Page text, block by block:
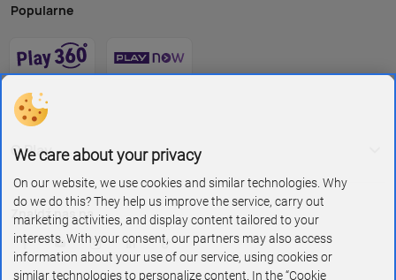
Popularne
O Play
Znajdź nas na
We care about your privacy
On our website, we use cookies and similar technologies. Why
do we do this? They help us improve the service, carry out
marketing activities, and display content tailored to your
interests. With your consent, our partners may also access
information about your use of our service, using cookies or
similar technologies to personalize content. In the “Cookie